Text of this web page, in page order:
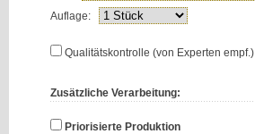
Auflage:
Qualitätskontrolle (von Experten empf.)
Zusätzliche Verarbeitung:
Priorisierte Produktion